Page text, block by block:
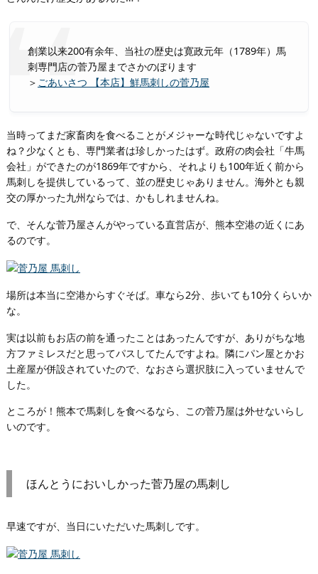
創業以来200有余年、当社の歴史は寛政元年（1789年）馬
刺専門店の菅乃屋までさかのぼります
＞ ごあいさつ 【本店】鮮馬刺しの菅乃屋
当時ってまだ家畜肉を食べることがメジャーな時代じゃないですよ
ね？少なくとも、専門業者は珍しかったはず。政府の肉会社「牛馬
会社」ができたのが1869年ですから、それよりも100年近く前から
馬刺しを提供しているって、並の歴史じゃありません。海外とも親
交の厚かった九州ならでは、かもしれませんね。
で、そんな菅乃屋さんがやっている直営店が、熊本空港の近くにあ
るのです。
場所は本当に空港からすぐそば。車なら2分、歩いても10分くらいか
な。
実は以前もお店の前を通ったことはあったんですが、ありがちな地
方ファミレスだと思ってパスしてたんですよね。隣にパン屋とかお
土産屋が併設されていたので、なおさら選択肢に入っていませんで
した。
ところが！熊本で馬刺しを食べるなら、この菅乃屋は外せないらし
いのです。
ほんとうにおいしかった菅乃屋の馬刺し
早速ですが、当日にいただいた馬刺しです。